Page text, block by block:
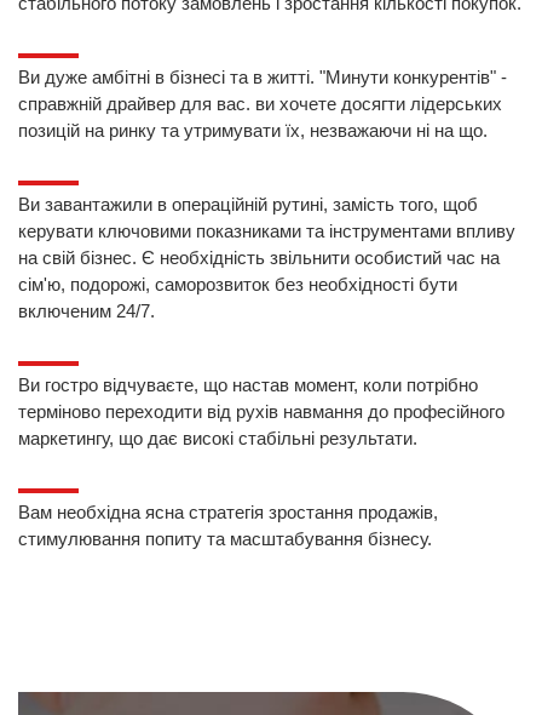
Ви дуже амбітні в бізнесі та в житті. "Минути конкурентів" -
справжній драйвер для вас. ви хочете досягти лідерських
позицій на ринку та утримувати їх, незважаючи ні на що.
Ви завантажили в операційній рутині, замість того, щоб
керувати ключовими показниками та інструментами впливу
на свій бізнес. Є необхідність звільнити особистий час на
сім'ю, подорожі, саморозвиток без необхідності бути
включеним 24/7.
Ви гостро відчуваєте, що настав момент, коли потрібно
терміново переходити від рухів навмання до професійного
маркетингу, що дає високі стабільні результати.
Вам необхідна ясна стратегія зростання продажів,
стимулювання попиту та масштабування бізнесу.